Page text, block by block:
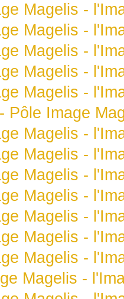
Magelis -
Magelis -
Magelis -
Magelis -
Magelis -
Pôle Image
Magelis -
Magelis -
Magelis -
Magelis -
Magelis -
Magelis -
Magelis -
Magelis -